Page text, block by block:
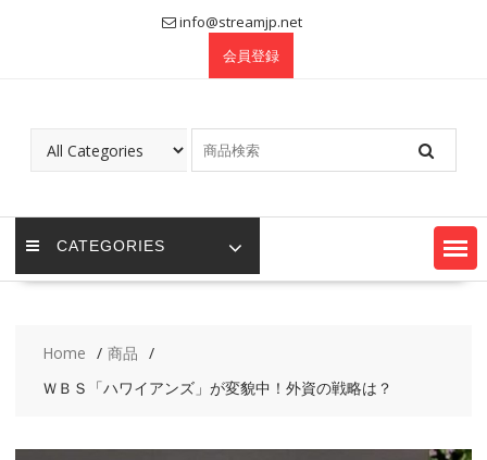
info@streamjp.net
会員登録
CATEGORIES
Home
商品
ＷＢＳ「ハワイアンズ」が変貌中！外資の戦略は？